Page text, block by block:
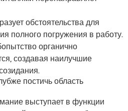
обстоятельства для
полного погружения в работу.
органично
создавая наилучшие
постичь область
выступает в функции